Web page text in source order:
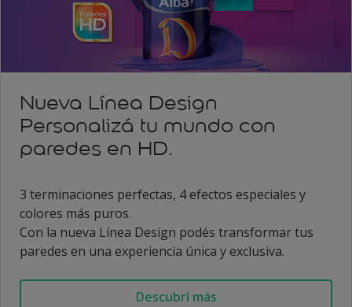
Nueva Línea Design
Personalizá tu mundo con
paredes en HD.
3 terminaciones perfectas, 4 efectos especiales y
colores más puros.
Con la nueva Línea Design podés transformar tus
paredes en una experiencia única y exclusiva.
Descubrí más